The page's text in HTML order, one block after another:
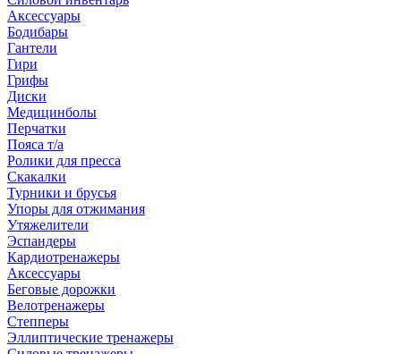
Аксессуары
Бодибары
Гантели
Гири
Грифы
Диски
Медицинболы
Перчатки
Пояса т/а
Ролики для пресса
Скакалки
Турники и брусья
Упоры для отжимания
Утяжелители
Эспандеры
Кардиотренажеры
Аксессуары
Беговые дорожки
Велотренажеры
Степперы
Эллиптические тренажеры